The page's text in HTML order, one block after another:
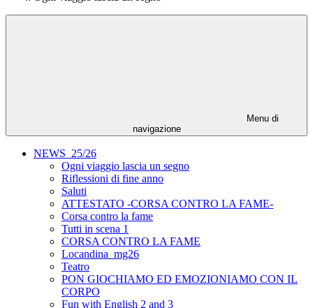
Menu di
navigazione
NEWS_25/26
Ogni viaggio lascia un segno
Riflessioni di fine anno
Saluti
ATTESTATO -CORSA CONTRO LA FAME-
Corsa contro la fame
Tutti in scena 1
CORSA CONTRO LA FAME
Locandina_mg26
Teatro
PON GIOCHIAMO ED EMOZIONIAMO CON IL
CORPO
Fun with English 2 and 3